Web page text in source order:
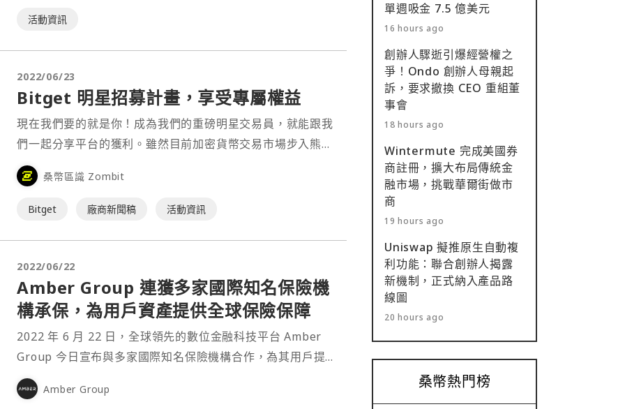
活動資訊
2022/06/23
Bitget 明星招募計畫，享受專屬權益
現在我們要的就是你！成為我們的重磅明星交易員，就能跟我
們一起分享平台的獲利。雖然目前加密貨幣交易市場步入熊
市，但是優秀的交易員更是能脫穎而出。通過領導力及分享交
易心得，讓您收獲交易利潤的同時，更可得到源源不絕的被動
收入。疫情這兩年期間，各行各業受到經濟的影響，獲得額外
桑幣區識 Zombit
Bitget 廠商新聞稿 活動資訊
2022/06/22
Amber Group 連獲多家國際知名保險機
構承保，為用戶資產提供全球保險保障
2022 年 6 月 22 日，全球領先的數位金融科技平台 Amber
Group 今日宣布與多家國際知名保險機構合作，為其用戶提供
全面的全球保險保障，包括直接保險、間接保險和保險支持的
主動安全防禦措施，旨在保護其錢包基礎設施中用戶的數位資
Amber Group
單週吸金 7.5 億美元
16 hours ago
創辦人驟逝引爆經營權之
爭！Ondo 創辦人母親起
訴，要求撤換 CEO 重組董
事會
18 hours ago
Wintermute 完成美國券
商註冊，擴大布局傳統金
融市場，挑戰華爾街做市
商
19 hours ago
Uniswap 擬推原生自動複
利功能：聯合創辦人揭露
新機制，正式納入產品路
線圖
20 hours ago
桑幣熱門榜